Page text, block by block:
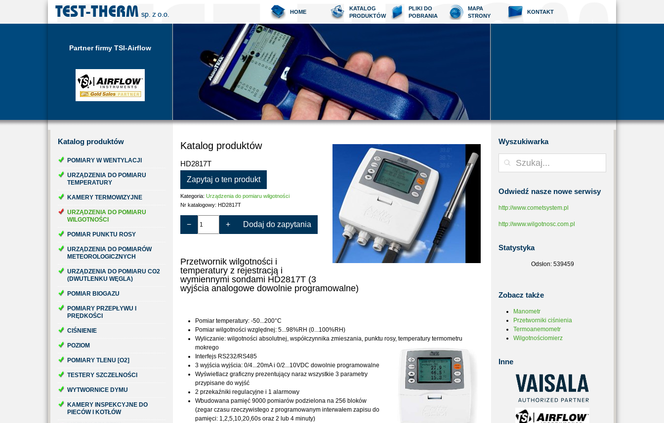
HOME
KATALOG
PRODUKTÓW
PLIKI DO
POBRANIA
MAPA
STRONY
KONTAKT
Partner firmy TSI-Airflow
Katalog produktów
HD2817T
Zapytaj o ten produkt
Kategoria: Urządzenia do pomiaru wilgotności
Nr katalogowy: HD2817T
− + Dodaj do zapytania
Przetwornik wilgotności i
temperatury z rejestracją i
wymiennymi sondami HD2817T (3
wyjścia analogowe dowolnie programowalne)
Pomiar temperatury: -50...200°C
Pomiar wilgotności względnej: 5...98%RH (0...100%RH)
Wyliczanie: wilgotności absolutnej, współczynnika zmieszania, punktu rosy, temperatury termometru
mokrego
Interfejs RS232/RS485
3 wyjścia wyjścia: 0/4...20mA i 0/2...10VDC dowolnie programowalne
Wyświetlacz graficzny prezentujący naraz wszystkie 3 parametry
przypisane do wyjść
2 przekaźniki regulacyjne i 1 alarmowy
Wbudowana pamięć 9000 pomiarów podzielona na 256 bloków
(zegar czasu rzeczywistego z programowanym interwałem zapisu do
pamięci: 1,2,5,10,20,60s oraz 2 lub 4 minuty)
Katalog produktów
POMIARY W WENTYLACJI
URZĄDZENIA DO POMIARU
TEMPERATURY
KAMERY TERMOWIZYJNE
URZĄDZENIA DO POMIARU
WILGOTNOŚCI
POMIAR PUNKTU ROSY
URZĄDZENIA DO POMIARÓW
METEOROLOGICZNYCH
URZĄDZENIA DO POMIARU CO2
(DWUTLENKU WĘGLA)
POMIAR BIOGAZU
POMIARY PRZEPŁYWU I
PRĘDKOŚCI
CIŚNIENIE
POZIOM
POMIARY TLENU [O2]
TESTERY SZCZELNOŚCI
WYTWORNICE DYMU
KAMERY INSPEKCYJNE DO
PIECÓW I KOTŁÓW
Wyszukiwarka
Odwiedź nasze nowe serwisy
http://www.cometsystem.pl
http://www.wilgotnosc.com.pl
Statystyka
Odsłon: 539459
Zobacz także
Manometr
Przetworniki ciśnienia
Termoanemometr
Wilgotnościomierz
Inne